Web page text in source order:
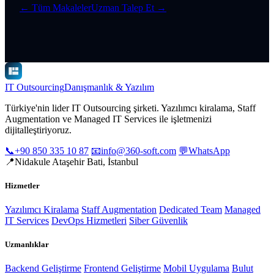
← Tüm MakalelerUzman Talep Et →
IT OutsourcingDanışmanlık & Yazılım
Türkiye'nin lider IT Outsourcing şirketi. Yazılımcı kiralama, Staff
Augmentation ve Managed IT Services ile işletmenizi
dijitalleştiriyoruz.
📞+90 850 335 10 87 📧info@360-soft.com 💬WhatsApp
📍Nidakule Ataşehir Bati, İstanbul
Hizmetler
Yazılımcı Kiralama Staff Augmentation Dedicated Team Managed
IT Services DevOps Hizmetleri Siber Güvenlik
Uzmanlıklar
Backend Geliştirme Frontend Geliştirme Mobil Uygulama Bulut